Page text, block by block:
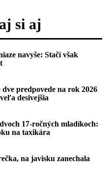
si aj
navyše: Stačí však
predpovede na rok 2026
desivejšia
17-ročných mladíkoch:
na taxikára
na javisku zanechala